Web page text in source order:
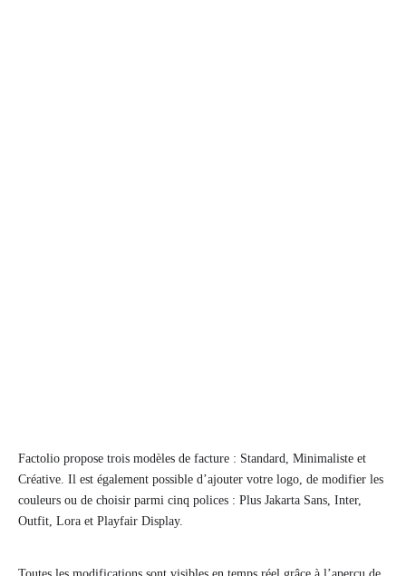
Factolio propose trois modèles de facture : Standard, Minimaliste et
Créative. Il est également possible d’ajouter votre logo, de modifier les
couleurs ou de choisir parmi cinq polices : Plus Jakarta Sans, Inter,
Outfit, Lora et Playfair Display.